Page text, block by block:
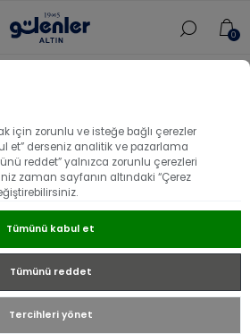
için zorunlu ve isteğe bağlı çerezler
et” derseniz analitik ve pazarlama
reddet” yalnızca zorunlu çerezleri
zaman sayfanın altındaki “Çerez
Tümünü kabul et
Tümünü reddet
Tercihleri yönet
0
Cetaş Göz Yüzük